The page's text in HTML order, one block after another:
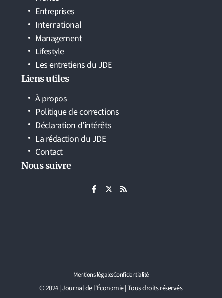
Entreprises
International
Management
Lifestyle
Les entretiens du JDE
Liens utiles
À propos
Politique de corrections
Déclaration d’intérêts
La rédaction du JDE
Contact
Nous suivre
© 2024 | Journal de l'Économie | Tous droits réservés
Mentions légalesConfidentialité